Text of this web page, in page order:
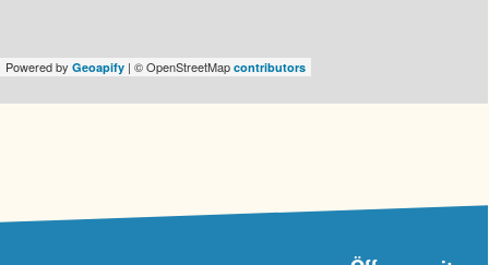
Powered by Geoapify | © OpenStreetMap contributors